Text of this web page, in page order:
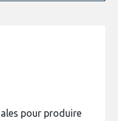
SUR LES RELATIONS ENTRE
pour produire
...